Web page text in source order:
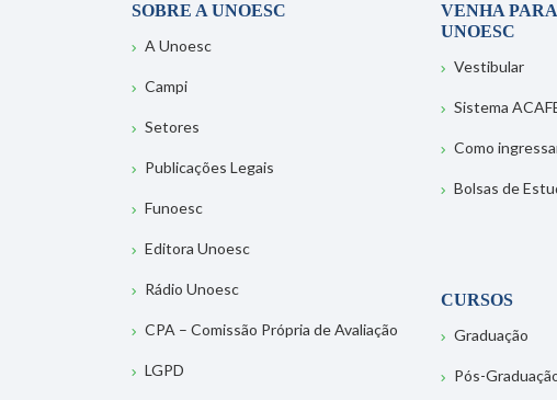
SOBRE A UNOESC
A Unoesc
Campi
Setores
Publicações Legais
Funoesc
Editora Unoesc
Rádio Unoesc
CPA – Comissão Própria de Avaliação
LGPD
VENHA
UNOESC
Vestibular
Sistema
Como
Bolsas de
CURSOS
Graduação
Pós-